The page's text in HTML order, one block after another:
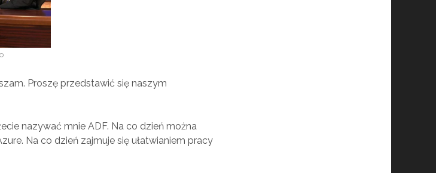
Proszę przedstawić się naszym
nazywać mnie ADF. Na co dzień można
Na co dzień zajmuje się ułatwianiem pracy